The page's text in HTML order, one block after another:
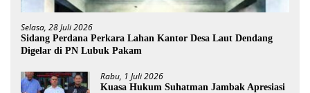
Selasa, 28 Juli 2026
Sidang Perdana Perkara Lahan Kantor Desa Laut Dendang
Digelar di PN Lubuk Pakam
Rabu, 1 Juli 2026
Kuasa Hukum Suhatman Jambak Apresiasi